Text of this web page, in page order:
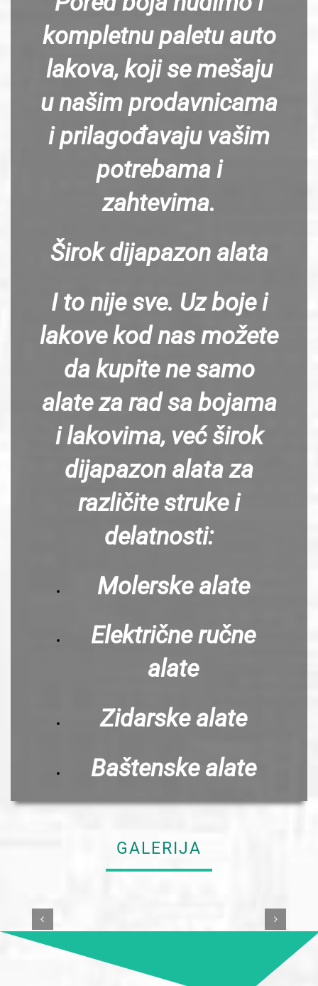
kompletnu paletu auto
lakova, koji se mešaju
u našim prodavnicama
i prilagođavaju vašim
potrebama i
zahtevima.
Širok dijapazon alata
I to nije sve. Uz boje i
lakove kod nas možete
da kupite ne samo
alate za rad sa bojama
i lakovima, već širok
dijapazon alata za
različite struke i
delatnosti:
Molerske alate
Električne ručne
alate
Zidarske alate
Baštenske alate
GALERIJA